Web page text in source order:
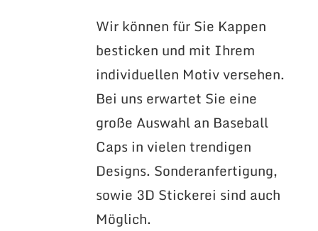
Wir können für Sie Kappen
besticken und mit Ihrem
individuellen Motiv versehen.
Bei uns erwartet Sie eine
große Auswahl an Baseball
Caps in vielen trendigen
Designs. Sonderanfertigung,
sowie 3D Stickerei sind auch
Möglich.